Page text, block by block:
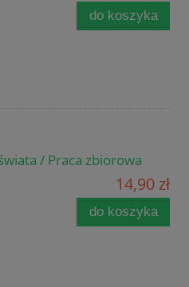
do koszyka
/ Praca zbiorowa
14,90 zł
do koszyka